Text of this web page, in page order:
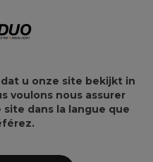
u onze site bekijkt in
voulons nous assurer
dans la langue que